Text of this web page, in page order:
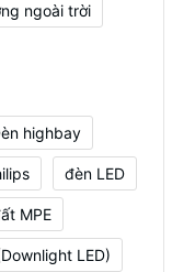
ngoài trời
highbay
đèn LED
MPE
LED)